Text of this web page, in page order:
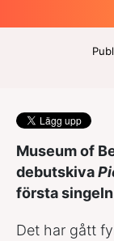
Museum of
debutskiva
första singeln
Det har gått